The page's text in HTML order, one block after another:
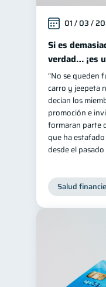
01 / 03 /
Si es
verdad… ¡es
“No se queden
carro y jeepeta
decían los
promoción e
formaran parte
que ha
desde el
Salud